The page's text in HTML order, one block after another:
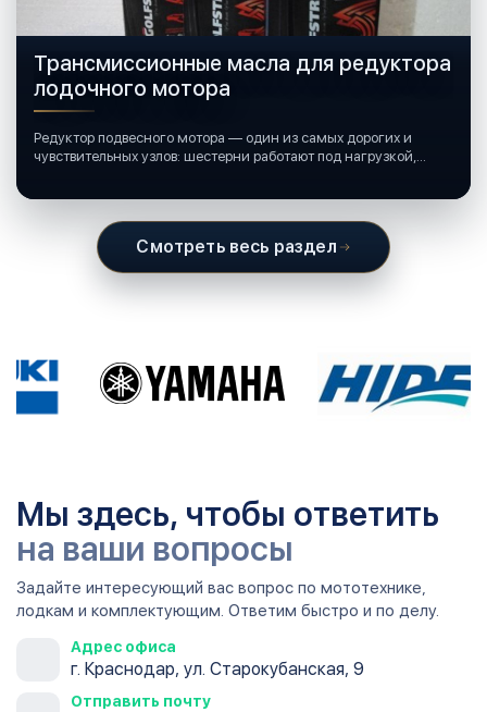
Трансмиссионные масла для редуктора
лодочного мотора
Редуктор подвесного мотора — один из самых дорогих и
чувствительных узлов: шестерни работают под нагрузкой,
Смотреть весь раздел
Мы здесь, чтобы ответить
на ваши вопросы
Задайте интересующий вас вопрос по мототехнике,
лодкам и комплектующим. Ответим быстро и по делу.
Адрес офиса
г. Краснодар, ул. Старокубанская, 9
Отправить почту